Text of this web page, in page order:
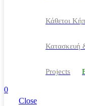
Κάθετοι
Κατασκευή
Projects
0
Close